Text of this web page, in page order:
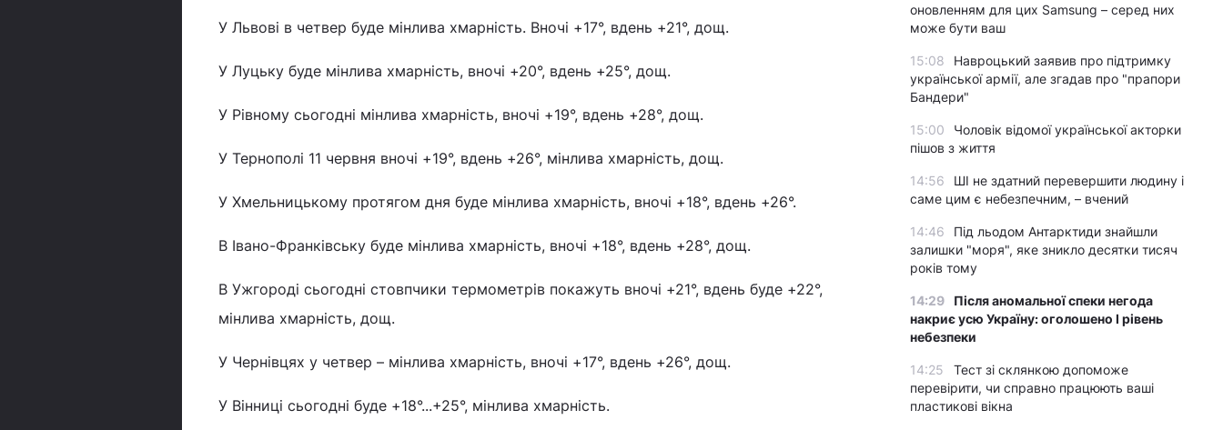
У Львові в четвер буде мінлива хмарність. Вночі +17°, вдень +21°, дощ.
У Луцьку буде мінлива хмарність, вночі +20°, вдень +25°, дощ.
У Рівному сьогодні мінлива хмарність, вночі +19°, вдень +28°, дощ.
У Тернополі 11 червня вночі +19°, вдень +26°, мінлива хмарність, дощ.
У Хмельницькому протягом дня буде мінлива хмарність, вночі +18°, вдень +26°.
В Івано-Франківську буде мінлива хмарність, вночі +18°, вдень +28°, дощ.
В Ужгороді сьогодні стовпчики термометрів покажуть вночі +21°, вдень буде +22°,
мінлива хмарність, дощ.
У Чернівцях у четвер – мінлива хмарність, вночі +17°, вдень +26°, дощ.
У Вінниці сьогодні буде +18°...+25°, мінлива хмарність.
оновленням для цих Samsung – серед них
може бути ваш
15:08
Навроцький заявив про підтримку
української армії, але згадав про "прапори
Бандери"
15:00
Чоловік відомої української акторки
пішов з життя
14:56
ШІ не здатний перевершити людину і
саме цим є небезпечним, – вчений
14:46
Під льодом Антарктиди знайшли
залишки "моря", яке зникло десятки тисяч
років тому
14:29
Після аномальної спеки негода
накриє усю Україну: оголошено І рівень
небезпеки
14:25
Тест зі склянкою допоможе
перевірити, чи справно працюють ваші
пластикові вікна